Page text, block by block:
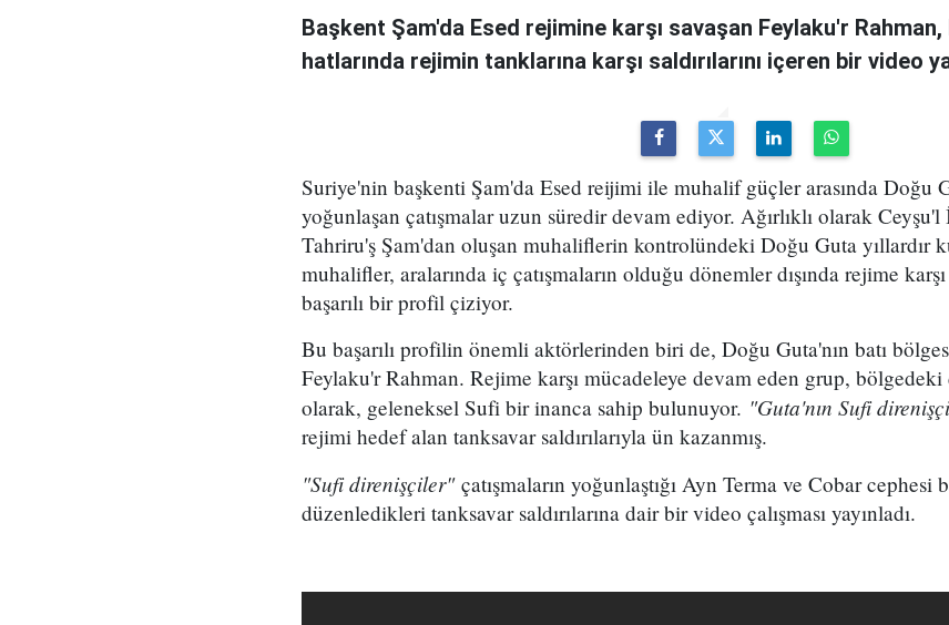
Başkent Şam'da Esed rejimine karşı savaşan Feylaku'r Rahman,
hatlarında rejimin tanklarına karşı saldırılarını içeren bir video
Suriye'nin başkenti Şam'da Esed reijimi ile muhalif güçler arasında Doğu
yoğunlaşan çatışmalar uzun süredir devam ediyor. Ağırlıklı olarak
Tahriru'ş Şam'dan oluşan muhaliflerin kontrolündeki Doğu Guta yıllardır
muhalifler, aralarında iç çatışmaların olduğu dönemler dışında rejime
başarılı bir profil çiziyor.
Bu başarılı profilin önemli aktörlerinden biri de, Doğu Guta'nın batı
Feylaku'r Rahman. Rejime karşı mücadeleye devam eden grup,
olarak, geleneksel Sufi bir inanca sahip bulunuyor. "Guta'nın Sufi
rejimi hedef alan tanksavar saldırılarıyla ün kazanmış.
"Sufi direnişçiler" çatışmaların yoğunlaştığı Ayn Terma ve Cobar
düzenledikleri tanksavar saldırılarına dair bir video çalışması yayınladı.